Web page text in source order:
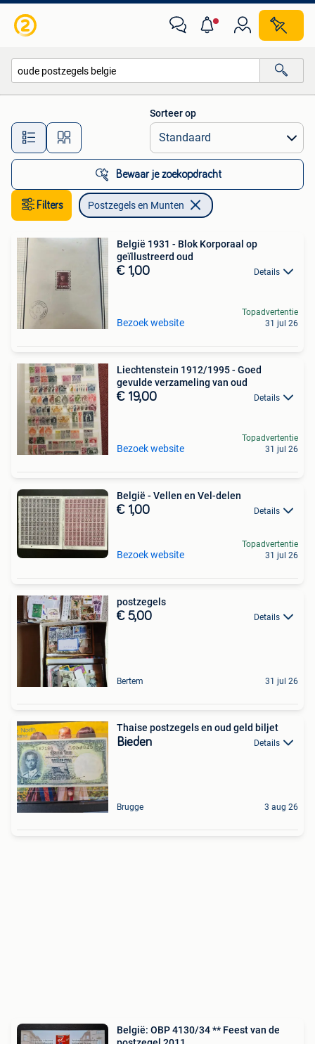
Alle afstanden…
Sorteer op
Bewaar je zoekopdracht
Filters Postzegels en Munten
België 1931 - Blok Korporaal op
geïllustreerd oud
€ 1,00 Details
Bezoek website
Topadvertentie
31 jul 26
Liechtenstein 1912/1995 - Goed
gevulde verzameling van oud
€ 19,00 Details
Bezoek website
Topadvertentie
31 jul 26
België - Vellen en Vel-delen
€ 1,00 Details
Bezoek website
Topadvertentie
31 jul 26
postzegels
€ 5,00 Details
Bertem 31 jul 26
Thaise postzegels en oud geld biljet
Bieden Details
Brugge 3 aug 26
België: OBP 4130/34 ** Feest van de